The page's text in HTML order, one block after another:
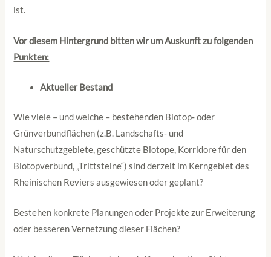
ist.
Vor diesem Hintergrund bitten wir um Auskunft zu folgenden
Punkten:
Aktueller Bestand
Wie viele – und welche – bestehenden Biotop‑ oder
Grünverbundflächen (z.B. Landschafts‑ und
Naturschutzgebiete, geschützte Biotope, Korridore für den
Biotopverbund, „Trittsteine“) sind derzeit im Kerngebiet des
Rheinischen Reviers ausgewiesen oder geplant?
Bestehen konkrete Planungen oder Projekte zur Erweiterung
oder besseren Vernetzung dieser Flächen?